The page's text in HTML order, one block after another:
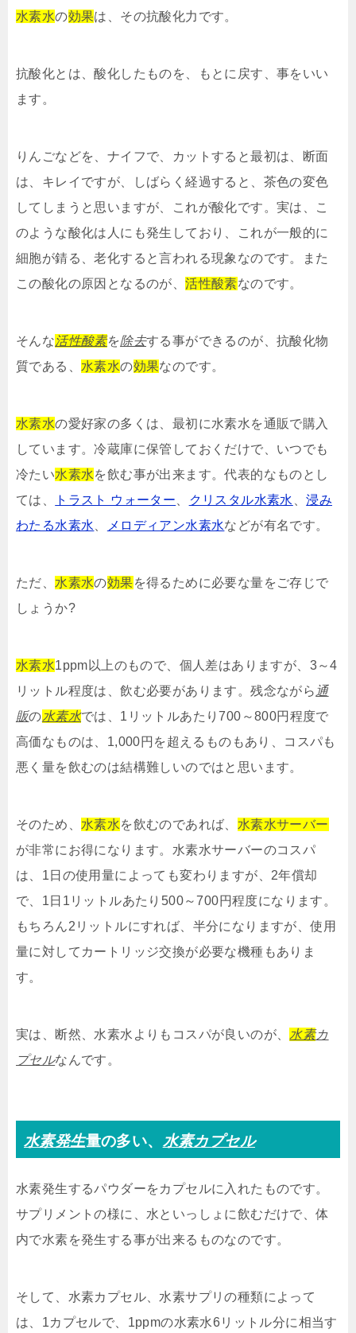
水素水の効果は、その抗酸化力です。
抗酸化とは、酸化したものを、もとに戻す、事をいい
ます。
りんごなどを、ナイフで、カットすると最初は、断面
は、キレイですが、しばらく経過すると、茶色の変色
してしまうと思いますが、これが酸化です。実は、こ
のような酸化は人にも発生しており、これが一般的に
細胞が錆る、老化すると言われる現象なのです。また
この酸化の原因となるのが、活性酸素なのです。
そんな活性酸素を除去する事ができるのが、抗酸化物
質である、 水素水の効果なのです。
水素水の愛好家の多くは、最初に水素水を通販で購入
しています。冷蔵庫に保管しておくだけで、いつでも
冷たい水素水を飲む事が出来ます。代表的なものとし
ては、
トラスト ウォーター クリスタル水素水 、浸み
わたる水素水
メロディアン水素水などが有名です。
ただ、 水素水の効果を得るために必要な量をご存じで
しょうか?
水素水1ppm以上のもので、個人差はありますが、3～4
リットル程度は、飲む必要があります。残念ながら 通
販の水素水では、1リットルあたり700～800円程度で
高価なものは、1,000円を超えるものもあり、コスパも
悪く量を飲むのは結構難しいのではと思います。
そのため、 水素水を飲むのであれば、 水素水サーバー
が非常にお得になります。水素水サーバーのコスパ
は、1日の使用量によっても変わりますが、2年償却
で、1日1リットルあたり500～700円程度になります。
もちろん2リットルにすれば、半分になりますが、使用
量に対してカートリッジ交換が必要な機種もありま
す。
実は、断然、水素水よりもコスパが良いのが、 水素カ
プセルなんです。
水素発生量の多い、 水素カプセル
水素発生するパウダーをカプセルに入れたものです。
サプリメントの様に、水といっしょに飲むだけで、体
内で水素を発生する事が出来るものなのです。
そして、水素カプセル、水素サプリの種類によって
は、1カプセルで、1ppmの水素水6リットル分に相当す